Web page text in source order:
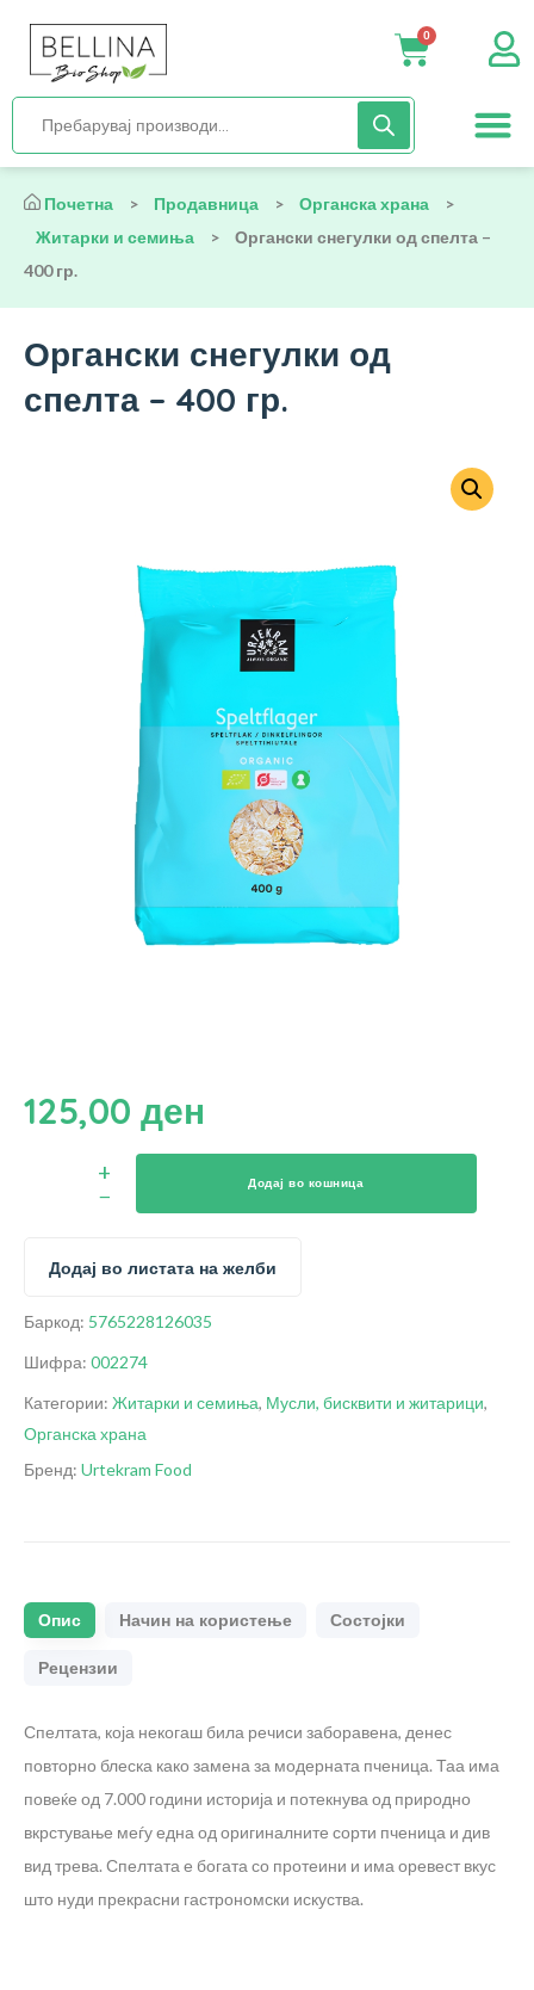
0
Почетна > Продавница > Органска храна
>
Житарки и семиња
>
Органски снегулки од спелта –
400 гр.
Органски снегулки од
спелта – 400 гр.
125,00 ден
Додај во кошница
Додај во листата на желби
Баркод: 5765228126035
Шифра: 002274
Категории: Житарки и семиња, Мусли, бисквити и житарици,
Органска храна
Бренд: Urtekram Food
Опис Начин на користење Состојки
Рецензии
Спелтата, која некогаш била речиси заборавена, денес
повторно блеска како замена за модерната пченица. Таа има
повеќе од 7.000 години историја и потекнува од природно
вкрстување меѓу една од оригиналните сорти пченица и див
вид трева. Спелтата е богата со протеини и има оревест вкус
што нуди прекрасни гастрономски искуства.